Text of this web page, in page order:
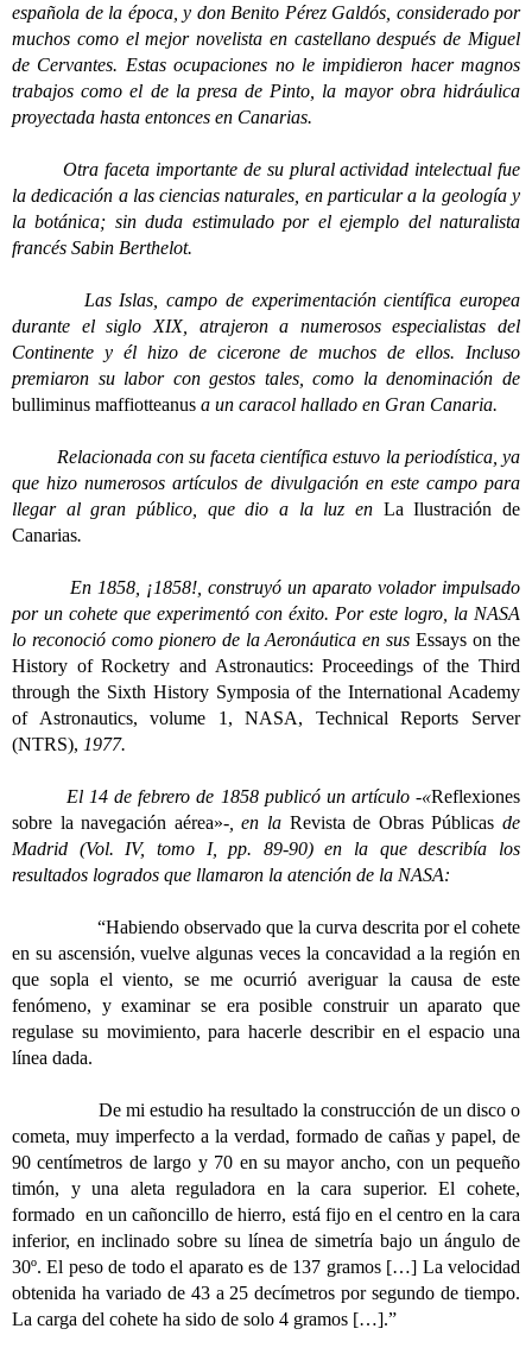
española de la época, y don Benito Pérez Galdós, considerado por
muchos como el mejor novelista en castellano después de Miguel
de Cervantes. Estas ocupaciones no le impidieron hacer magnos
trabajos como el de la presa de Pinto, la mayor obra hidráulica
proyectada hasta entonces en Canarias.
Otra faceta importante de su plural actividad intelectual fue
la dedicación a las ciencias naturales, en particular a la geología y
la botánica; sin duda estimulado por el ejemplo del naturalista
francés Sabin Berthelot.
Las Islas, campo de experimentación científica europea
durante el siglo XIX, atrajeron a numerosos especialistas del
Continente y él hizo de cicerone de muchos de ellos. Incluso
premiaron su labor con gestos tales, como la denominación de
bulliminus maffiotteanus a un caracol hallado en Gran Canaria.
Relacionada con su faceta científica estuvo la periodística, ya
que hizo numerosos artículos de divulgación en este campo para
llegar al gran público, que dio a la luz en La Ilustración de
Canarias.
En 1858, ¡1858!, construyó un aparato volador impulsado
por un cohete que experimentó con éxito. Por este logro, la NASA
lo reconoció como pionero de la Aeronáutica en susEssays on the
History of Rocketry and Astronautics: Proceedings of the Third
through the Sixth History Symposia of the International Academy
of Astronautics, volume 1, NASA, Technical Reports Server
(NTRS), 1977.
El 14 de febrero de 1858 publicó un artículo -«Reflexiones
sobre la navegación aérea»-, en la Revista de Obras Públicas de
Madrid (Vol. IV, tomo I, pp. 89-90) en la que describía los
resultados logrados que llamaron la atención de la NASA:
“Habiendo observado que la curva descrita por el cohete
en su ascensión, vuelve algunas veces la concavidad a la región en
que sopla el viento, se me ocurrió averiguar la causa de este
fenómeno, y examinar se era posible construir un aparato que
regulase su movimiento, para hacerle describir en el espacio una
línea dada.
De mi estudio ha resultado la construcción de un disco o
cometa, muy imperfecto a la verdad, formado de cañas y papel, de
90 centímetros de largo y 70 en su mayor ancho, con un pequeño
timón, y una aleta reguladora en la cara superior. El cohete,
formado en un cañoncillo de hierro, está fijo en el centro en la cara
inferior, en inclinado sobre su línea de simetría bajo un ángulo de
30º. El peso de todo el aparato es de 137 gramos […] La velocidad
obtenida ha variado de 43 a 25 decímetros por segundo de tiempo.
La carga del cohete ha sido de solo 4 gramos […].”